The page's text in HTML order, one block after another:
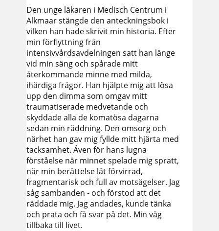
Den unge läkaren i Medisch Centrum i
Alkmaar stängde den anteckningsbok i
vilken han hade skrivit min historia. Efter
min förflyttning från
intensivvårdsavdelningen satt han länge
vid min säng och spårade mitt
återkommande minne med milda,
ihärdiga frågor. Han hjälpte mig att lösa
upp den dimma som omgav mitt
traumatiserade medvetande och
skyddade alla de komatösa dagarna
sedan min räddning. Den omsorg och
närhet han gav mig fyllde mitt hjärta med
tacksamhet. Även för hans lugna
förståelse när minnet spelade mig spratt,
när min berättelse lät förvirrad,
fragmentarisk och full av motsägelser. Jag
såg sambanden - och förstod att det
räddade mig. Jag andades, kunde tänka
och prata och få svar på det. Min väg
tillbaka till livet.